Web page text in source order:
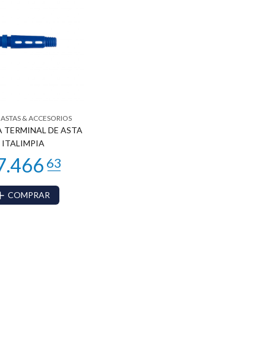
& ACCESORIOS
TERMINAL DE ASTA
ITALIMPIA
COMPRAR